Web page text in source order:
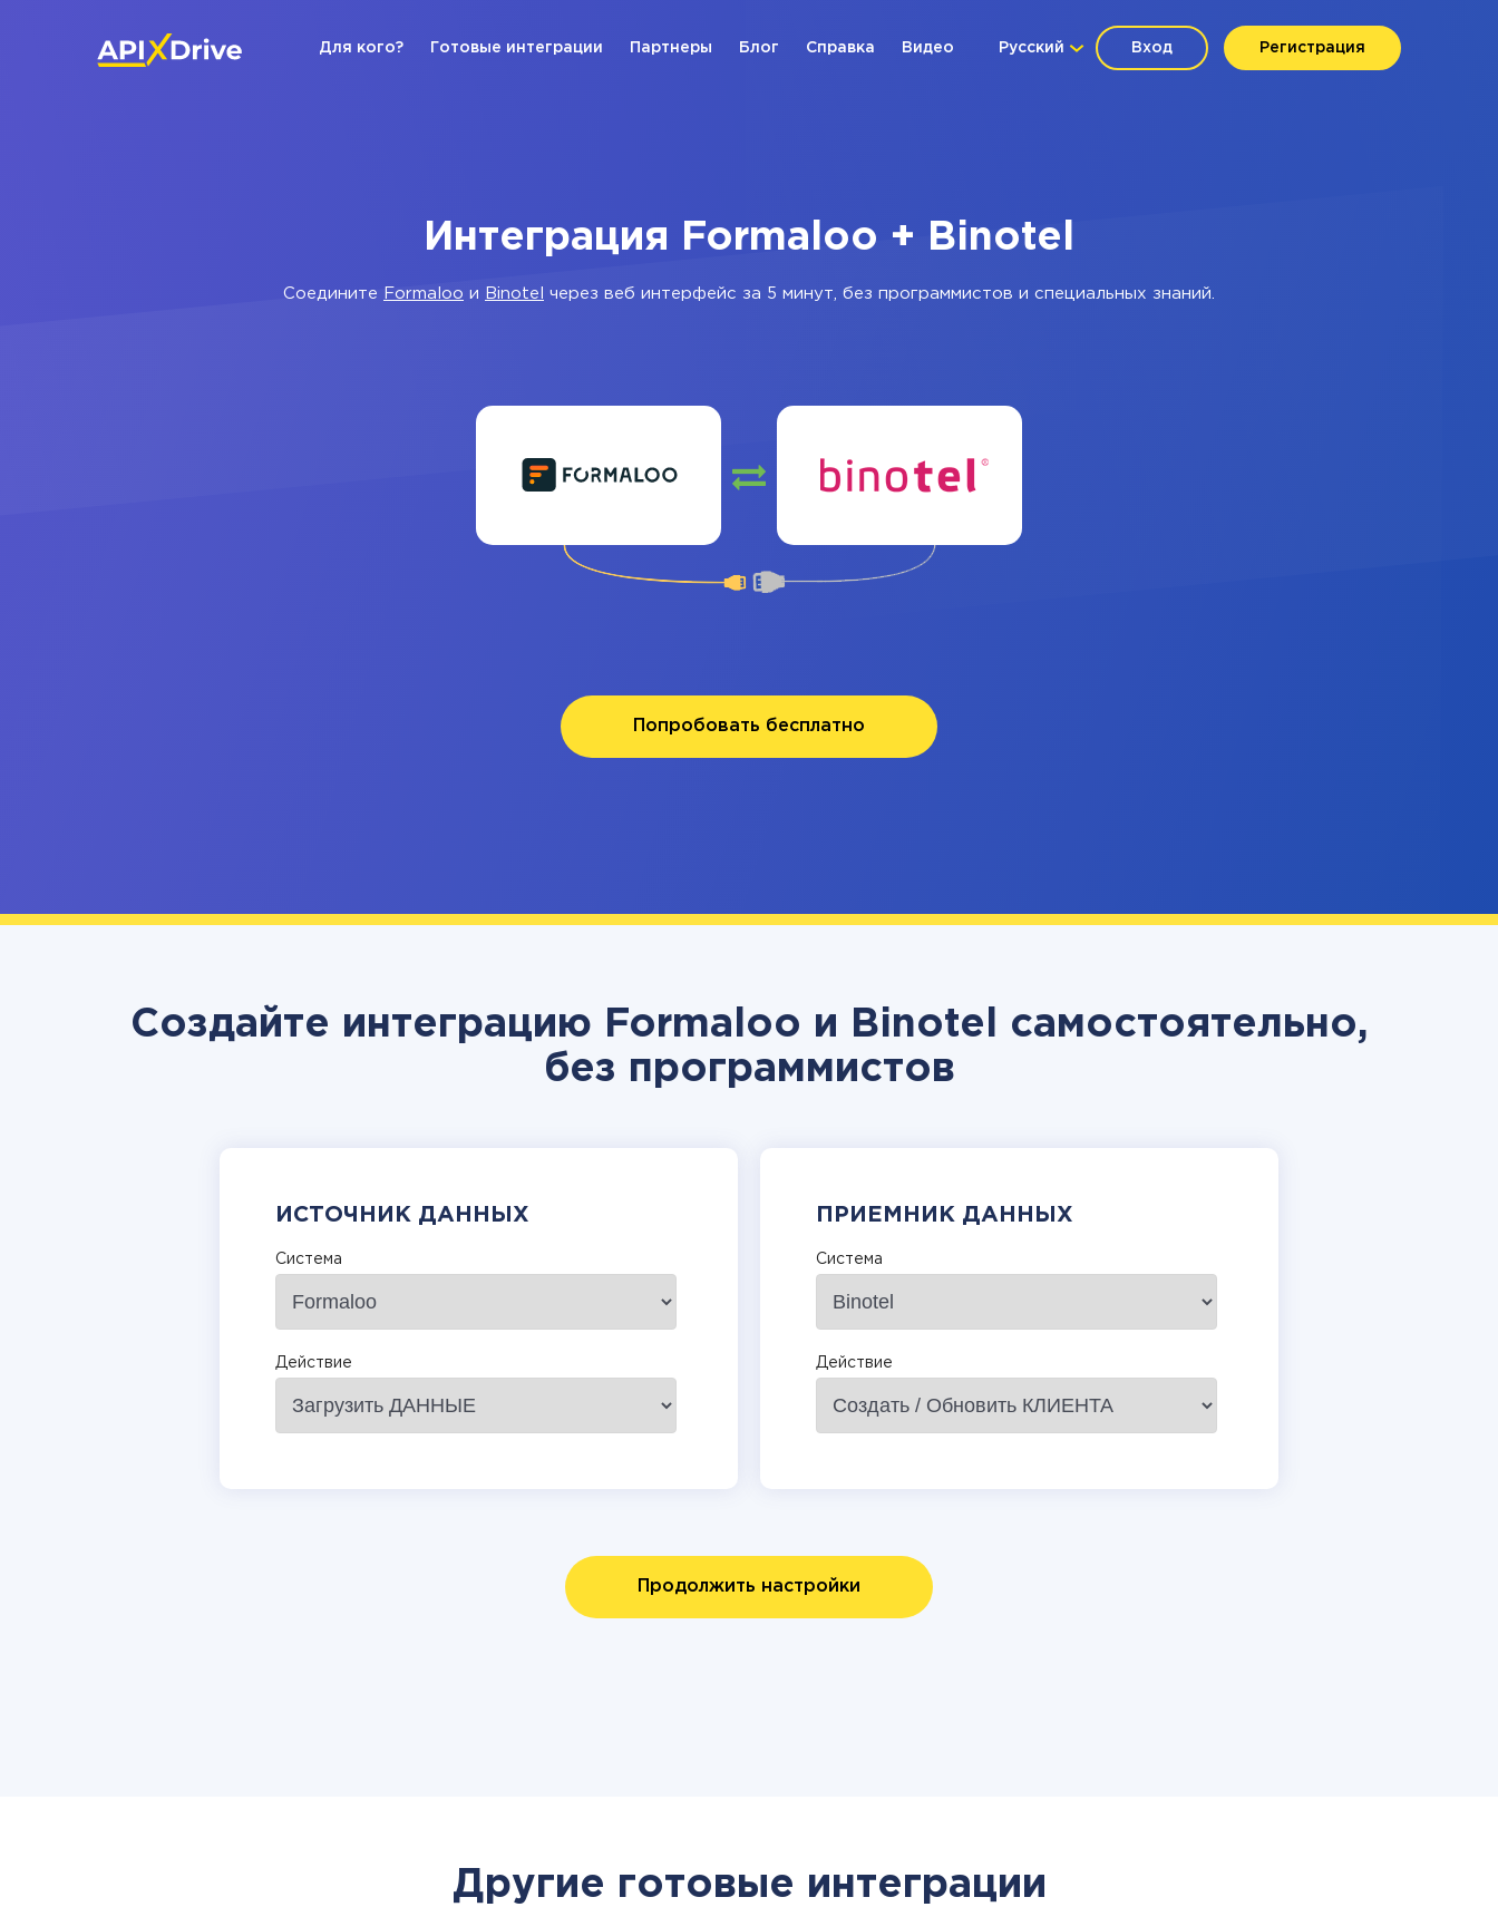
Вход Регистрация
Русский
Для кого? Готовые интеграции Партнеры Блог Справка Видео
Интеграция Formaloo + Binotel
Соедините Formaloo и Binotel через веб интерфейс за 5 минут, без программистов и специальных знаний.
Попробовать бесплатно
Создайте интеграцию Formaloo и Binotel самостоятельно,
без программистов
ИСТОЧНИК ДАННЫХ
Система
Действие
ПРИЕМНИК ДАННЫХ
Система
Действие
Продолжить настройки
Другие готовые интеграции